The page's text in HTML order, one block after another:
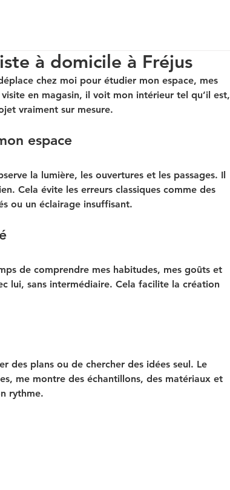
à domicile à Fréjus
chez moi pour étudier mon espace, mes
en magasin, il voit mon intérieur tel qu’il est,
vraiment sur mesure.
espace
la lumière, les ouvertures et les passages. Il
Cela évite les erreurs classiques comme des
ou un éclairage insuffisant.
de comprendre mes habitudes, mes goûts et
lui, sans intermédiaire. Cela facilite la création
des plans ou de chercher des idées seul. Le
me montre des échantillons, des matériaux et
rythme.